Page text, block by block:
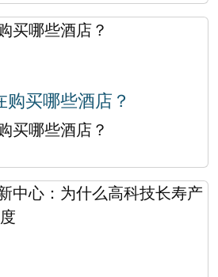
买哪些酒店？
买哪些酒店？